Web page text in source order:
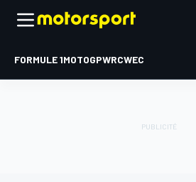
FORMULE 1MOTOGPWRCWEC